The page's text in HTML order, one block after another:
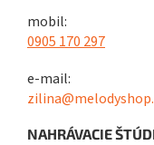
mobil:
0905 170 297
e-mail:
NAHRÁVACIE